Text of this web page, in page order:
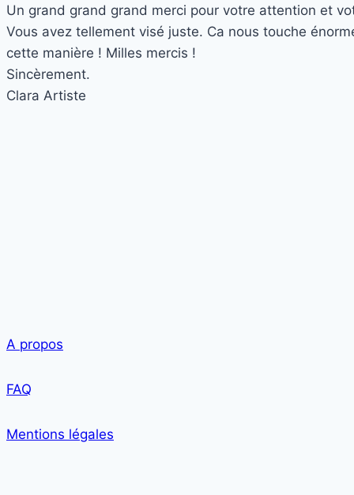
Un grand grand grand merci pour votre attention et
Vous avez tellement visé juste. Ca nous touche
cette manière ! Milles mercis !
Sincèrement.
Clara Artiste
A propos
FAQ
Mentions légales